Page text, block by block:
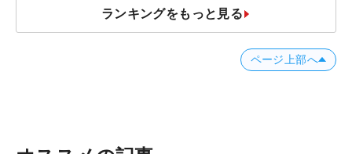
ランキングをもっと見る
ページ上部へ